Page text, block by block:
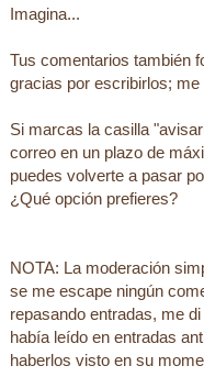
Imagina...
Tus comentarios también
gracias por escribirlos; me
Si marcas la casilla
correo en un plazo de
puedes volverte a pasar
¿Qué opción prefieres?
NOTA: La moderación
se me escape ningún
repasando entradas, me
había leído en entradas
haberlos visto en su